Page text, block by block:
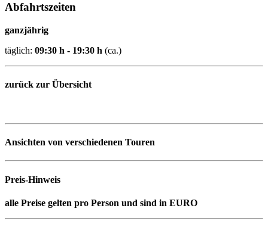
Abfahrtszeiten
ganzjährig
täglich: 09:30 h - 19:30 h (ca.)
zurück zur Übersicht
Ansichten von verschiedenen Touren
Preis-Hinweis
alle Preise gelten pro Person und sind in EURO